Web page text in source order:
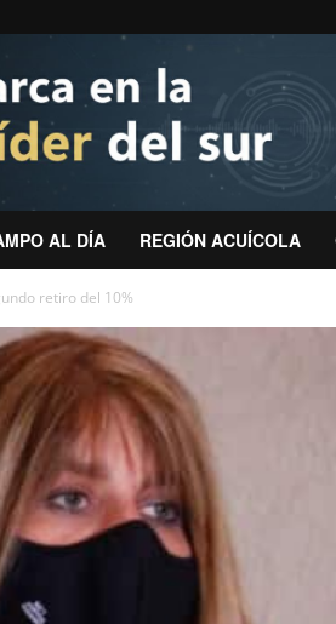
AL DÍA REGIÓN ACUÍCOLA
retiro del 10%